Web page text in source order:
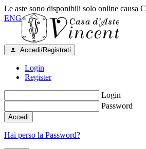
Le aste sono disponibili solo online causa
ENG
Accedi/Registrati
Login
Register
Login
Password
Accedi
Hai perso la Password?